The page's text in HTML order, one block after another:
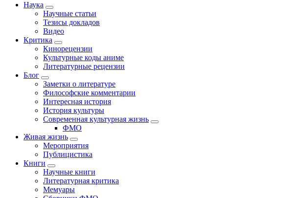
Наука
Научные статьи
Тезисы докладов
Видео
Критика
Кинорецензии
Культурные коды аниме
Литературные рецензии
Блог
Заметки о литературе
Философские комментарии
Интересная история
История культуры
Современная культурная жизнь
ФМО
Живая жизнь
Мероприятия
Публицистика
Книги
Научные книги
Литературная критика
Мемуары